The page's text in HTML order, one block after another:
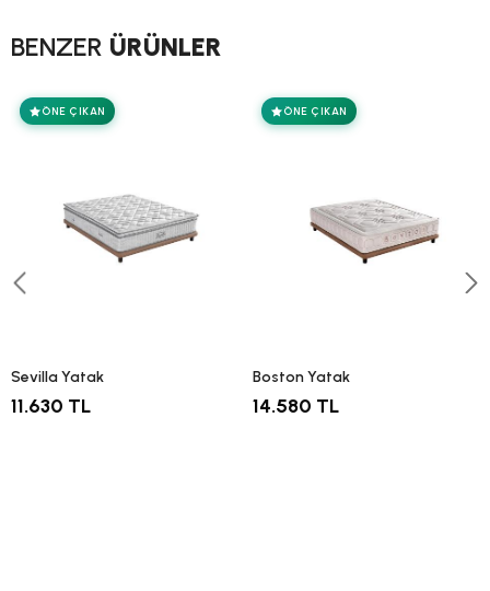
BENZER ÜRÜNLER
ÖNE ÇIKAN
Sevilla Yatak
11.630 TL
ÖNE ÇIKAN
Boston Yatak
14.580 TL